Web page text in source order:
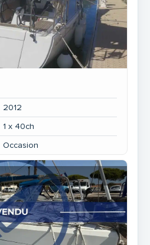
2012
1 x 40ch
Occasion